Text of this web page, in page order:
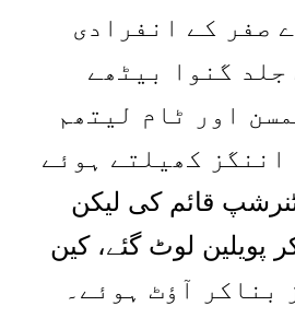
صفر کے انفرادی
جلد گنوا بیٹھے
اور ٹام لیتھم
اننگز کھیلتے ہوئے
قائم کی لیکن
بناکر پویلین لوٹ گئے، کین